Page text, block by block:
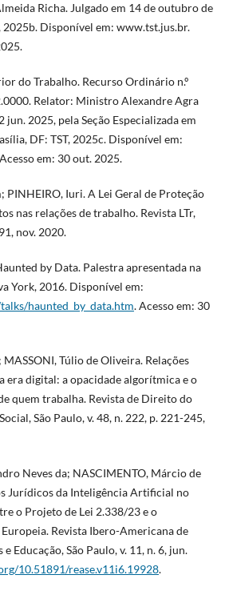
Richa. Julgado em 14 de outubro de
2025b. Disponível em: www.tst.jus.br.
do Trabalho. Recurso Ordinário n.º
Relator: Ministro Alexandre Agra
jun. 2025, pela Seção Especializada em
DF: TST, 2025c. Disponível em:
em: 30 out. 2025.
PINHEIRO, Iuri. A Lei Geral de Proteção
nas relações de trabalho. Revista LTr,
nov. 2020.
by Data. Palestra apresentada na
York, 2016. Disponível em:
haunted_by_data.htm. Acesso em: 30
Túlio de Oliveira. Relações
era digital: a opacidade algorítmica e o
quem trabalha. Revista de Direito do
São Paulo, v. 48, n. 222, p. 221-245,
Neves da; NASCIMENTO, Márcio de
Jurídicos da Inteligência Artificial no
o Projeto de Lei 2.338/23 e o
Revista Ibero-Americana de
Educação, São Paulo, v. 11, n. 6, jun.
10.51891/rease.v11i6.19928.